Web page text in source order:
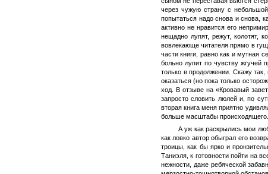
через чужую страну с
попытаться надо снова и снова,
активно не нравится его
нещадно лупят, режут, колотят,
вовлекающе читателя прямо в
части книги, равно как и мутная
больно лупит по чувству жгучей
только в продолжении. Скажу
оказаться (но пока только
ход. В отзыве на «Кровавый
запросто словить люлей и, по
вторая книга меня приятно
больше масштабы происходящего.
А уж как раскрылись мои
как ловко автор обыграл его
троицы, как бы ярко и
Таниэля, к готовности пойти на
нежности, даже ребяческой